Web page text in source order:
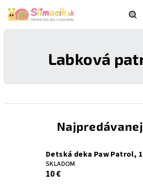
obsah
Labková
Detská deka Paw Patrol,
SKLADOM
10 €